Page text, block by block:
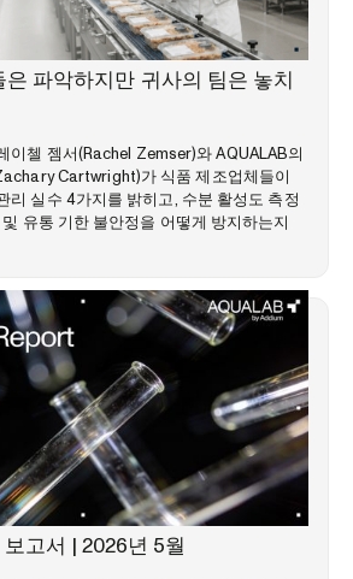
파악하지만 귀사의 팀은 놓치
이첼 젬서(Rachel Zemser)와 AQUALAB의
Cartwright)가 식품 제조업체들이
리 실수 4가지를 밝히고, 수분 활성도 측정
유통 기한 불안정을 어떻게 방지하는지
고서 | 2026년 5월